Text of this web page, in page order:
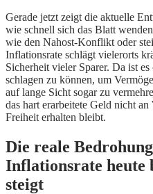
Gerade jetzt zeigt die aktuelle
wie schnell sich das Blatt
wie den Nahost-Konflikt oder
Inflationsrate schlägt vielerorts
Sicherheit vieler Sparer. Da ist
schlagen zu können, um
auf lange Sicht sogar zu
das hart erarbeitete Geld nicht
Freiheit erhalten bleibt.
Die reale
Inflationsrate heute
steigt